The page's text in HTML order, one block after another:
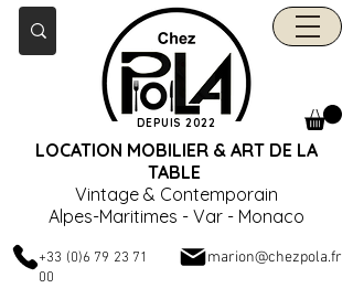
+33 (0)6 79 23 71
00
marion@chezpola.fr
LOCATION MOBILIER & ART DE LA
TABLE
Vintage & Contemporain
Alpes-Maritimes - Var - Monaco
DEPUIS 2022